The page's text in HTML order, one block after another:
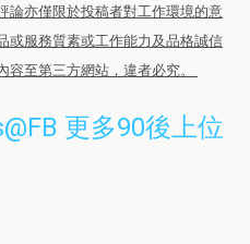
論亦僅限於投稿者對工作環境的意
或服務質素或工作能力及品格誠信
容至第三方網站，違者必究。
更多90後上位